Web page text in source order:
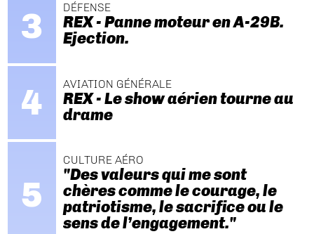
DÉFENSE
REX - Panne moteur en A-29B.
Ejection.
AVIATION GÉNÉRALE
REX - Le show aérien tourne au
drame
CULTURE AÉRO
"Des valeurs qui me sont
chères comme le courage, le
patriotisme, le sacrifice ou le
sens de l’engagement."